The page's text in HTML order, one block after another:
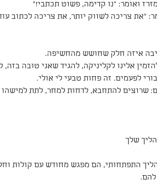
ואומר: "נו קדימה, פשוט תכתבי!"
"את צריכה לשווק יותר, את צריכה לכתוב
איזה חלק שחושש מהחשיפה.
אלינו לקליניקה, להגיד שאני טובה בזה,
לפעמים. זה פחות טבעי לי אולי.
שרוצים להתחבא, לדחות למחר, לתת
שלך
התפתחותי, הם מפגש מחודש עם קולות